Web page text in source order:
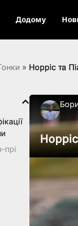
Додому
» Норріс та
прі